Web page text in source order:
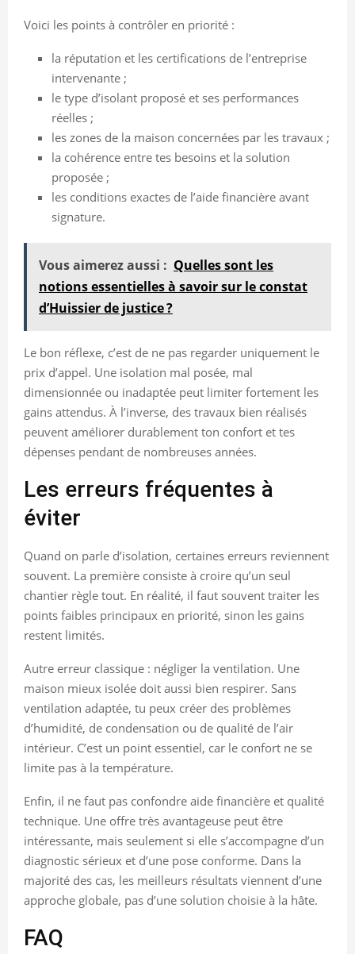
Voici les points à contrôler en priorité :
la réputation et les certifications de l’entreprise
intervenante ;
le type d’isolant proposé et ses performances
réelles ;
les zones de la maison concernées par les travaux ;
la cohérence entre tes besoins et la solution
proposée ;
les conditions exactes de l’aide financière avant
signature.
Vous aimerez aussi : Quelles sont les
notions essentielles à savoir sur le constat
d’Huissier de justice ?
Le bon réflexe, c’est de ne pas regarder uniquement le
prix d’appel. Une isolation mal posée, mal
dimensionnée ou inadaptée peut limiter fortement les
gains attendus. À l’inverse, des travaux bien réalisés
peuvent améliorer durablement ton confort et tes
dépenses pendant de nombreuses années.
Les erreurs fréquentes à
éviter
Quand on parle d’isolation, certaines erreurs reviennent
souvent. La première consiste à croire qu’un seul
chantier règle tout. En réalité, il faut souvent traiter les
points faibles principaux en priorité, sinon les gains
restent limités.
Autre erreur classique : négliger la ventilation. Une
maison mieux isolée doit aussi bien respirer. Sans
ventilation adaptée, tu peux créer des problèmes
d’humidité, de condensation ou de qualité de l’air
intérieur. C’est un point essentiel, car le confort ne se
limite pas à la température.
Enfin, il ne faut pas confondre aide financière et qualité
technique. Une offre très avantageuse peut être
intéressante, mais seulement si elle s’accompagne d’un
diagnostic sérieux et d’une pose conforme. Dans la
majorité des cas, les meilleurs résultats viennent d’une
approche globale, pas d’une solution choisie à la hâte.
FAQ